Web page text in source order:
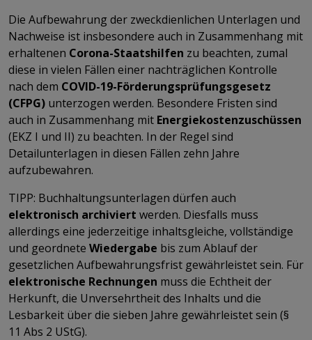
Die Aufbewahrung der zweckdienlichen Unterlagen und
Nachweise ist insbesondere auch in Zusammenhang mit
erhaltenen Corona-Staatshilfen zu beachten, zumal
diese in vielen Fällen einer nachträglichen Kontrolle
nach dem COVID-19-Förderungsprüfungsgesetz
(CFPG) unterzogen werden. Besondere Fristen sind
auch in Zusammenhang mit Energiekostenzuschüssen
(EKZ I und II) zu beachten. In der Regel sind
Detailunterlagen in diesen Fällen zehn Jahre
aufzubewahren.
TIPP: Buchhaltungsunterlagen dürfen auch
elektronisch archiviert werden. Diesfalls muss
allerdings eine jederzeitige inhaltsgleiche, vollständige
und geordnete Wiedergabe bis zum Ablauf der
gesetzlichen Aufbewahrungsfrist gewährleistet sein. Für
elektronische Rechnungen muss die Echtheit der
Herkunft, die Unversehrtheit des Inhalts und die
Lesbarkeit über die sieben Jahre gewährleistet sein (§
11 Abs 2 UStG).